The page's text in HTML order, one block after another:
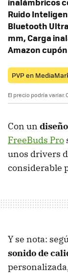
Ruido
Bluetooth
mm, Carga
Amazon
PVP en
El precio podría
Con un
FreeBuds Pro
unos drivers
considerable
Y se nota:
sonido de